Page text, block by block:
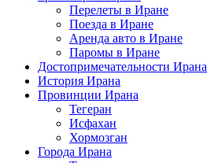
Перелеты в Иране
Поезда в Иране
Аренда авто в Иране
Паромы в Иране
Достопримечательности Ирана
История Ирана
Провинции Ирана
Тегеран
Исфахан
Хормозган
Города Ирана